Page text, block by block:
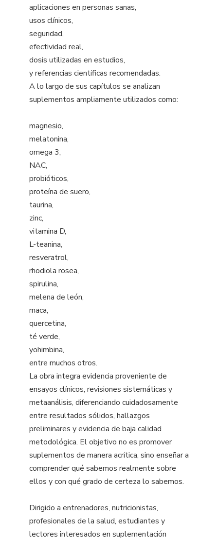
aplicaciones en personas sanas,
usos clínicos,
seguridad,
efectividad real,
dosis utilizadas en estudios,
y referencias científicas recomendadas.
A lo largo de sus capítulos se analizan
suplementos ampliamente utilizados como:
magnesio,
melatonina,
omega 3,
NAC,
probióticos,
proteína de suero,
taurina,
zinc,
vitamina D,
L-teanina,
resveratrol,
rhodiola rosea,
spirulina,
melena de león,
maca,
quercetina,
té verde,
yohimbina,
entre muchos otros.
La obra integra evidencia proveniente de
ensayos clínicos, revisiones sistemáticas y
metaanálisis, diferenciando cuidadosamente
entre resultados sólidos, hallazgos
preliminares y evidencia de baja calidad
metodológica. El objetivo no es promover
suplementos de manera acrítica, sino enseñar a
comprender qué sabemos realmente sobre
ellos y con qué grado de certeza lo sabemos.
Dirigido a entrenadores, nutricionistas,
profesionales de la salud, estudiantes y
lectores interesados en suplementación